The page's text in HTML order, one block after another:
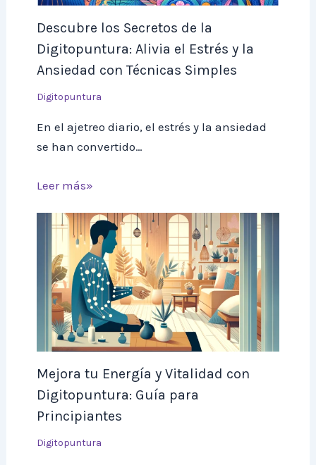
Descubre los Secretos de la
Digitopuntura: Alivia el Estrés y la
Ansiedad con Técnicas Simples
Digitopuntura
En el ajetreo diario, el estrés y la ansiedad
se han convertido…
Leer más»
Mejora tu Energía y Vitalidad con
Digitopuntura: Guía para
Principiantes
Digitopuntura